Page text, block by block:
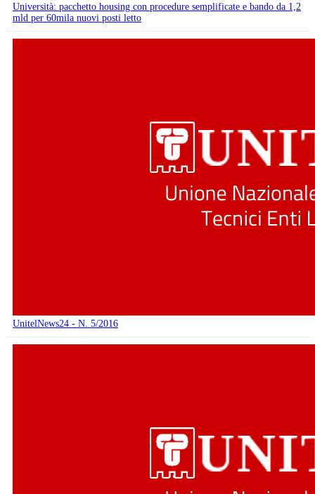
Università: pacchetto housing con procedure semplificate e bando da 1,2
mld per 60mila nuovi posti letto
UnitelNews24 - N. 5/2016